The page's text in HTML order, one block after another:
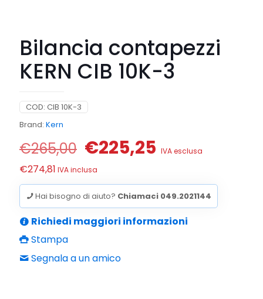
Bilancia contapezzi
KERN CIB 10K-3
COD: CIB 10K-3
Brand: Kern
€265,00 Il
prezzo
originale
era:
€265,00.
€225,25 Il
attuale
è:
€225,25.
IVA esclusa
€274,81 IVA inclusa
Hai bisogno di aiuto? Chiamaci 049.2021144
Richiedi maggiori informazioni
Stampa
Segnala a un amico